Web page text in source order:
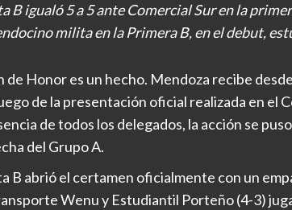
B igualó 5 a 5 ante Comercial Sur en la
milita en la Primera B, en el debut,
de Honor es un hecho. Mendoza recibe
de la presentación oficial realizada en el
de todos los delegados, la acción se
del Grupo A.
B abrió el certamen oficialmente con un
Wenu y Estudiantil Porteño (4-3)